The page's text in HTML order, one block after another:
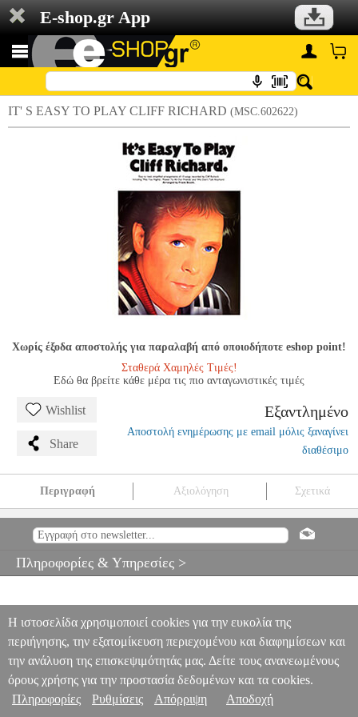
E-shop.gr App
IT' S EASY TO PLAY CLIFF RICHARD (MSC.602622)
Χωρίς έξοδα αποστολής για παραλαβή από οποιοδήποτε eshop point!
Σταθερά Χαμηλές Τιμές!
Εδώ θα βρείτε κάθε μέρα τις πιο ανταγωνιστικές τιμές
Wishlist
Share
Εξαντλημένο
Αποστολή ενημέρωσης με email μόλις ξαναγίνει
διαθέσιμο
Περιγραφή Αξιολόγηση Σχετικά
MSC.602622 MUSIC SALES
ΜΟΥΣΙΚΑ ΒΙΒΛΙΑ
0
Πληροφορίες & Υπηρεσίες >
Η ιστοσελίδα χρησιμοποιεί cookies για την ευκολία της
περιήγησης, την εξατομίκευση περιεχομένου και διαφημίσεων και
την ανάλυση της επισκεψιμότητάς μας. Δείτε τους ανανεωμένους
όρους χρήσης για την προστασία δεδομένων και τα cookies.
Πληροφορίες
Ρυθμίσεις Απόρριψη Αποδοχή